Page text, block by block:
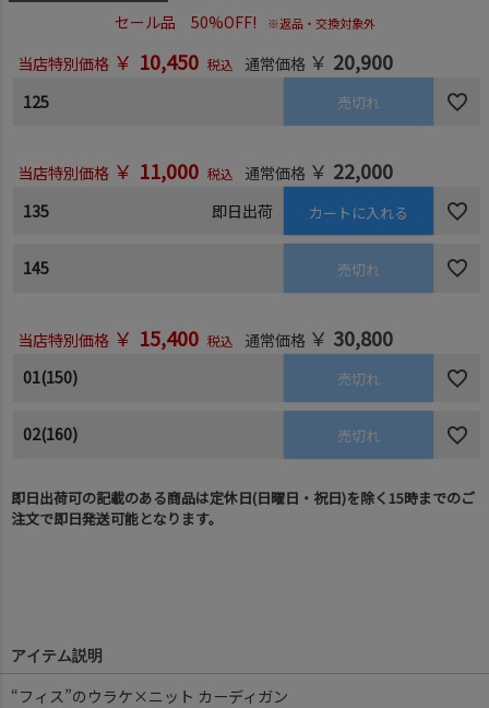
セール品 50%OFF! ※返品・交換対象外
当店特別価格 ￥ 10,450 税込 通常価格 ￥ 20,900
125 売切れ
当店特別価格 ￥ 11,000 税込 通常価格 ￥ 22,000
135 即日出荷 カートに入れる
145 売切れ
当店特別価格 ￥ 15,400 税込 通常価格 ￥ 30,800
01(150) 売切れ
02(160) 売切れ
即日出荷可の記載のある商品は定休日(日曜日・祝日)を除く15時までのご
注文で即日発送可能となります。
アイテム説明
“フィス”のウラケ×ニット カーディガン